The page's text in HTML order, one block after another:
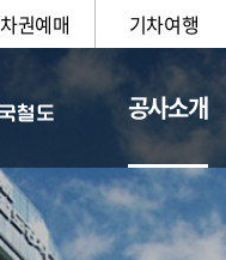
권예매 기차여행
공사소개
일반현황